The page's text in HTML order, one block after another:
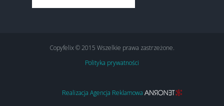
Copyfelix © 2015 Wszelkie prawa zastrzeżone.
Polityka prywatności
Realizacja Agencja Reklamowa